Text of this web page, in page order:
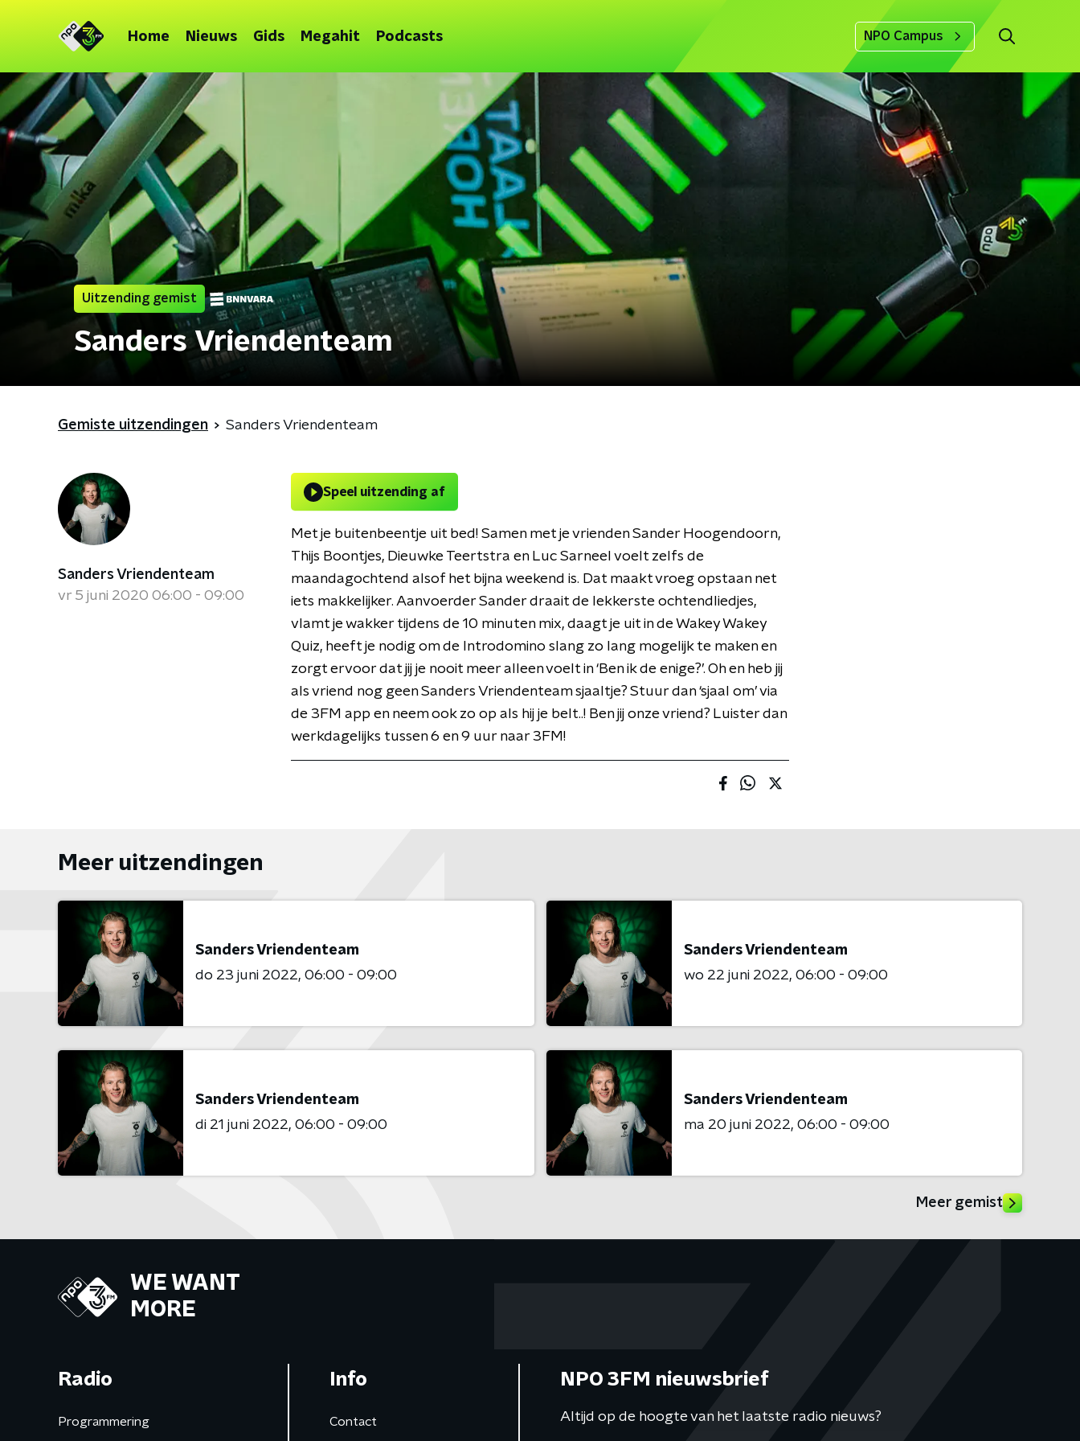
Home Nieuws Gids Megahit Podcasts NPO Campus
Uitzending gemist
Sanders Vriendenteam
Gemiste uitzendingen Sanders Vriendenteam
Sanders Vriendenteam
vr 5 juni 2020 06:00 - 09:00
Speel uitzending af
Met je buitenbeentje uit bed! Samen met je vrienden Sander Hoogendoorn,
Thijs Boontjes, Dieuwke Teertstra en Luc Sarneel voelt zelfs de
maandagochtend alsof het bijna weekend is. Dat maakt vroeg opstaan net
iets makkelijker. Aanvoerder Sander draait de lekkerste ochtendliedjes,
vlamt je wakker tijdens de 10 minuten mix, daagt je uit in de Wakey Wakey
Quiz, heeft je nodig om de Introdomino slang zo lang mogelijk te maken en
zorgt ervoor dat jij je nooit meer alleen voelt in ‘Ben ik de enige?’. Oh en heb jij
als vriend nog geen Sanders Vriendenteam sjaaltje? Stuur dan ‘sjaal om’ via
de 3FM app en neem ook zo op als hij je belt..! Ben jij onze vriend? Luister dan
werkdagelijks tussen 6 en 9 uur naar 3FM!
Meer uitzendingen
Sanders Vriendenteam
do 23 juni 2022 06:00 - 09:00
Sanders Vriendenteam
wo 22 juni 2022 06:00 - 09:00
Sanders Vriendenteam
di 21 juni 2022 06:00 - 09:00
Sanders Vriendenteam
ma 20 juni 2022 06:00 - 09:00
Meer gemist
WE WANT
MORE
Radio
Programmering
Info
Contact
NPO 3FM nieuwsbrief
Altijd op de hoogte van het laatste radio nieuws?